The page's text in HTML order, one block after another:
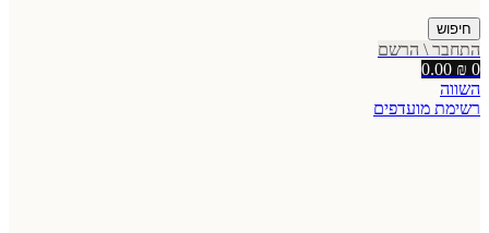
חיפוש
התחבר \ הרשם
0
0.00 ₪
השווה
רשימת מועדפים